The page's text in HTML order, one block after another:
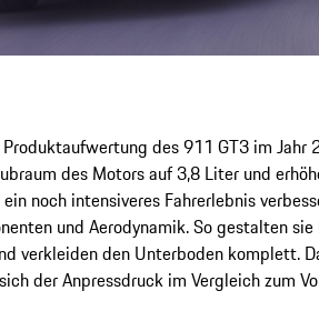
des 911 GT3 im Jahr
des Motors auf 3,8 Liter und
noch intensiveres Fahrerlebnis
und Aerodynamik. So gestalten
verkleiden den Unterboden komplett.
der Anpressdruck im Vergleich zum